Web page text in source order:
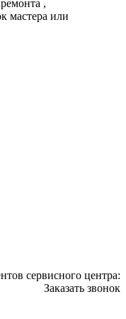
,
мастера или
сервисного центра:
Заказать звонок